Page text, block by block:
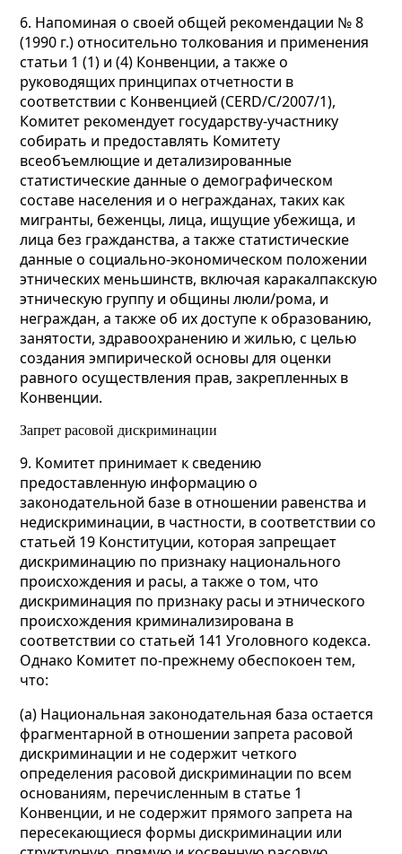
6. Напоминая о своей общей рекомендации № 8
(1990 г.) относительно толкования и применения
статьи 1 (1) и (4) Конвенции, а также о
руководящих принципах отчетности в
соответствии с Конвенцией (CERD/C/2007/1),
Комитет рекомендует государству-участнику
собирать и предоставлять Комитету
всеобъемлющие и детализированные
статистические данные о демографическом
составе населения и о негражданах, таких как
мигранты, беженцы, лица, ищущие убежища, и
лица без гражданства, а также статистические
данные о социально-экономическом положении
этнических меньшинств, включая каракалпакскую
этническую группу и общины люли/рома, и
неграждан, а также об их доступе к образованию,
занятости, здравоохранению и жилью, с целью
создания эмпирической основы для оценки
равного осуществления прав, закрепленных в
Конвенции.
Запрет расовой дискриминации
9. Комитет принимает к сведению
предоставленную информацию о
законодательной базе в отношении равенства и
недискриминации, в частности, в соответствии со
статьей 19 Конституции, которая запрещает
дискриминацию по признаку национального
происхождения и расы, а также о том, что
дискриминация по признаку расы и этнического
происхождения криминализирована в
соответствии со статьей 141 Уголовного кодекса.
Однако Комитет по-прежнему обеспокоен тем,
что:
(а) Национальная законодательная база остается
фрагментарной в отношении запрета расовой
дискриминации и не содержит четкого
определения расовой дискриминации по всем
основаниям, перечисленным в статье 1
Конвенции, и не содержит прямого запрета на
пересекающиеся формы дискриминации или